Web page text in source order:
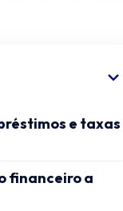
e taxas
financeiro a